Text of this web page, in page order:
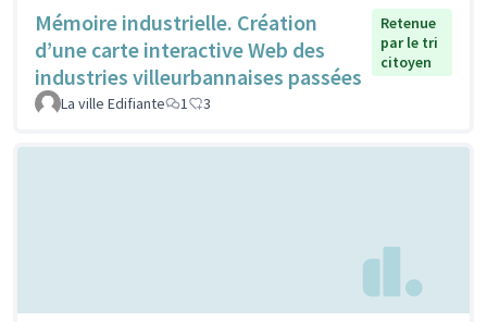
Mémoire industrielle. Création
d’une carte interactive Web des
industries villeurbannaises passées
Retenue
par le tri
citoyen
La ville Edifiante 1 3